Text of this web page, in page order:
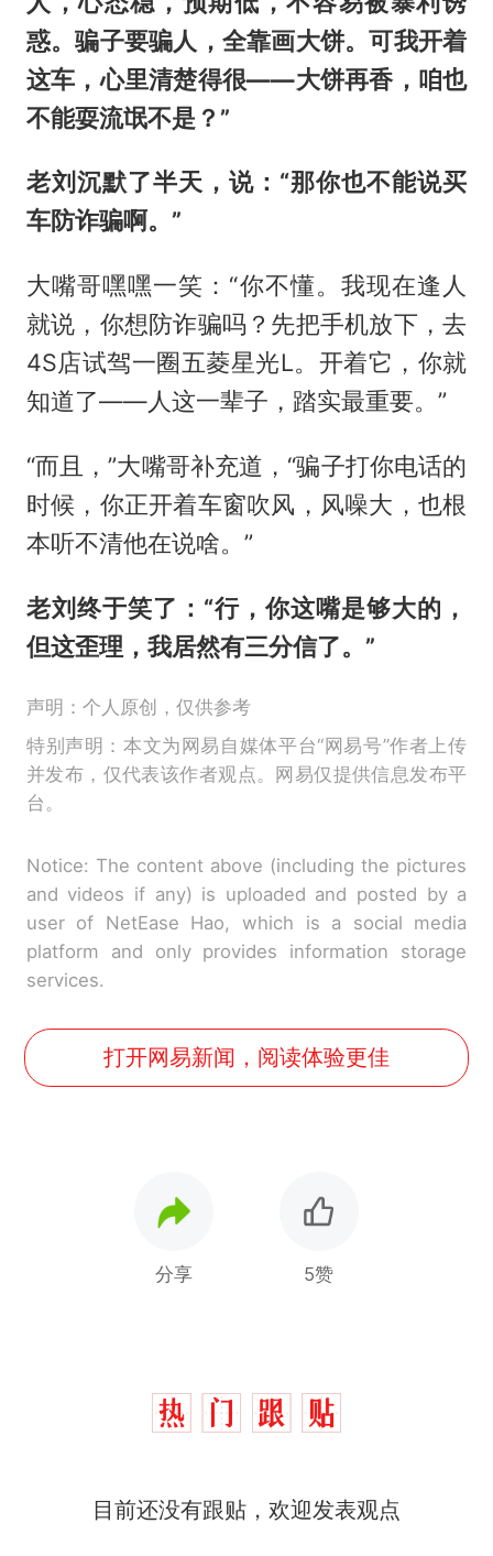
惑。骗子要骗人，全靠画大饼。可我开着
这车，心里清楚得很——大饼再香，咱也
不能耍流氓不是？”
老刘沉默了半天，说：“那你也不能说买
车防诈骗啊。”
大嘴哥嘿嘿一笑：“你不懂。我现在逢人
就说，你想防诈骗吗？先把手机放下，去
4S店试驾一圈五菱星光L。开着它，你就
知道了——人这一辈子，踏实最重要。”
“而且，”大嘴哥补充道，“骗子打你电话的
时候，你正开着车窗吹风，风噪大，也根
本听不清他在说啥。”
老刘终于笑了：“行，你这嘴是够大的，
但这歪理，我居然有三分信了。”
声明：个人原创，仅供参考
特别声明：本文为网易自媒体平台“网易号”作者上传
并发布，仅代表该作者观点。网易仅提供信息发布平
台。
Notice: The content above (including the pictures
and videos if any) is uploaded and posted by a
user of NetEase Hao, which is a social media
platform and only provides information storage
services.
打开网易新闻，阅读体验更佳
分享 5赞
目前还没有跟贴，欢迎发表观点
全部作废，公平么？